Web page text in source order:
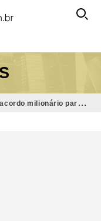
milionário para